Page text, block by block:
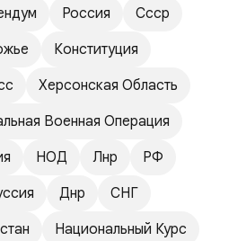
Россия
Ссср
Конституция
Херсонская Область
Военная Операция
НОД Лнр
РФ
Днр
СНГ
Национальный Курс